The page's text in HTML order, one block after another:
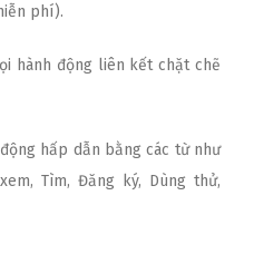
phí).
hành động liên kết chặt chẽ
hấp dẫn bằng các từ như
Tìm, Đăng ký, Dùng thử,